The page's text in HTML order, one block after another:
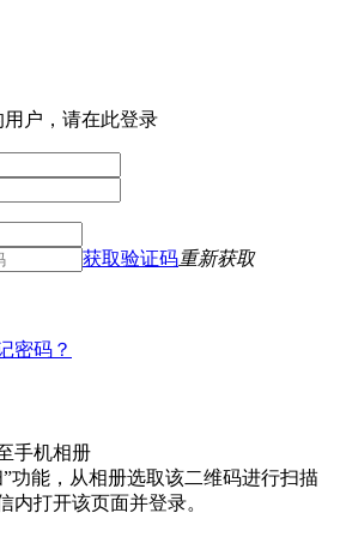
户，请在此登录
获取验证码重新获取
密码？
手机相册
功能，从相册选取该二维码进行扫描
内打开该页面并登录。